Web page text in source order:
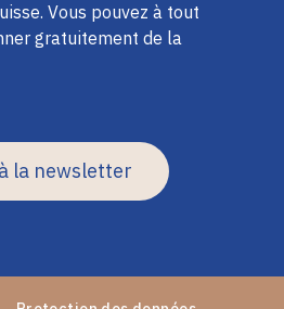
Vous pouvez à tout
gratuitement de la
la newsletter